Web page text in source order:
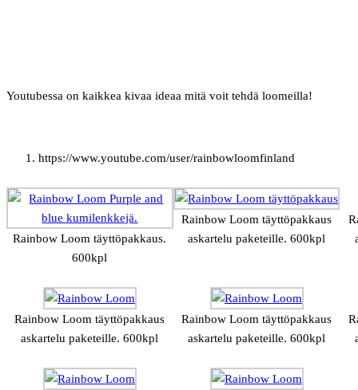
Youtubessa on kaikkea kivaa ideaa mitä voit tehdä loomeilla!
https://www.youtube.com/user/rainbowloomfinland
Rainbow Loom täyttöpakkaus.
600kpl
Rainbow Loom täyttöpakkaus
askartelu paketeille. 600kpl
Rainbow Loom täyttöpakkaus
askartelu paketeille. 600kpl
Rainbow Loom täyttöpakkaus
askartelu paketeille. 600kpl